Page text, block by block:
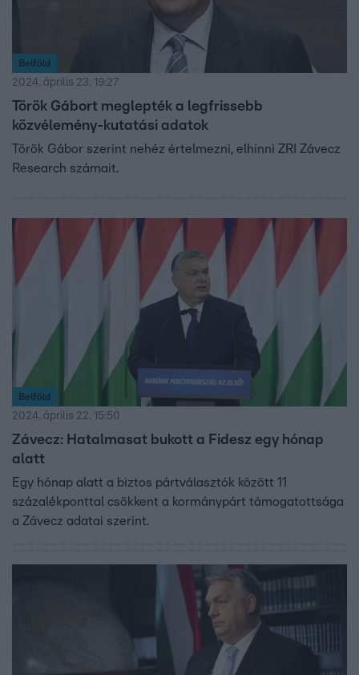
Belföld
2024. április 23. 19:27
Török Gábort meglepték a legfrissebb
közvélemény-kutatási adatok
Török Gábor szerint nehéz értelmezni, elhinni ZRI Závecz
Research számait.
Belföld
2024. április 22. 15:50
Závecz: Hatalmasat bukott a Fidesz egy hónap
alatt
Egy hónap alatt a biztos pártválasztók között 11
százalékponttal csökkent a kormánypárt támogatottsága
a Závecz adatai szerint.